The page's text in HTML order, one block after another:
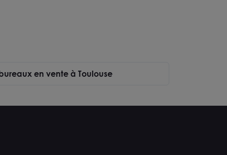
en vente à Toulouse